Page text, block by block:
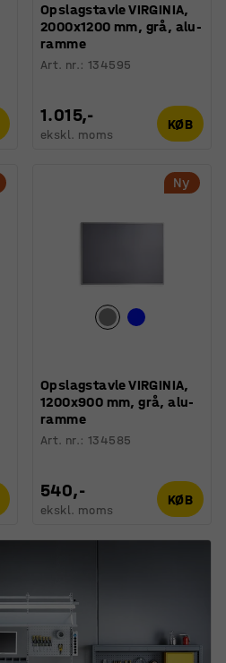
Opslagstavle VIRGINIA,
2000x1200 mm, grå, alu-
ramme
Art. nr.:134595
1.015,-
ekskl. moms
KØB
Ny
Opslagstavle VIRGINIA,
1200x900 mm, grå, alu-
ramme
Art. nr.:134585
540,-
ekskl. moms
KØB